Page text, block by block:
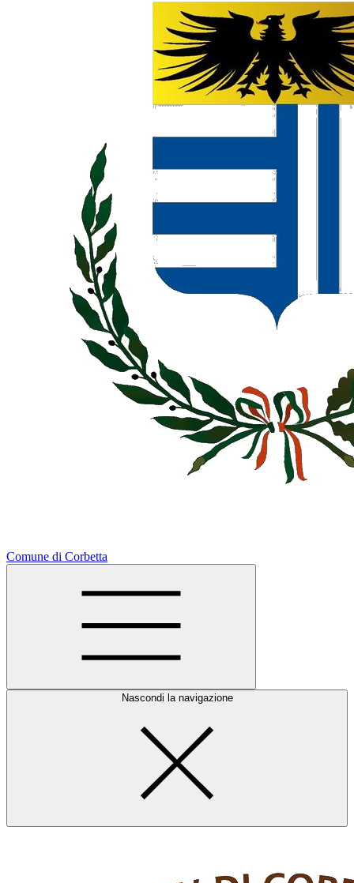
Comune di Corbetta
Nascondi la navigazione